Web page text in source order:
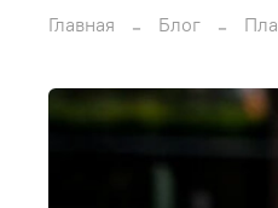
Главная Блог